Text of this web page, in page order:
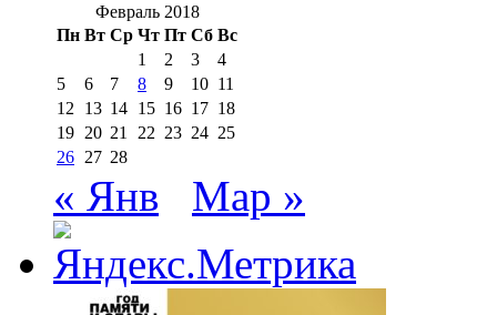
Февраль 2018
Пн Вт Ср Чт Пт Сб Вс
1
2 3
4
5
6 7 8 9 10 11
12
13 14 15 16 17 18
19 20 21 22 23 24 25
26 27 28
« Янв Мар »